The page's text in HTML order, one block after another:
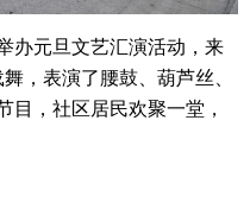
办元旦文艺汇演活动，来
，表演了腰鼓、葫芦丝、
目，社区居民欢聚一堂，